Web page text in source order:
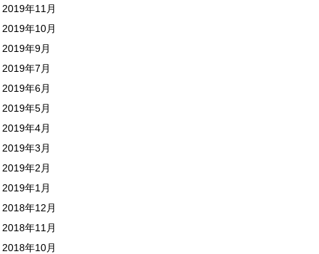
2019年11月
2019年10月
2019年9月
2019年7月
2019年6月
2019年5月
2019年4月
2019年3月
2019年2月
2019年1月
2018年12月
2018年11月
2018年10月